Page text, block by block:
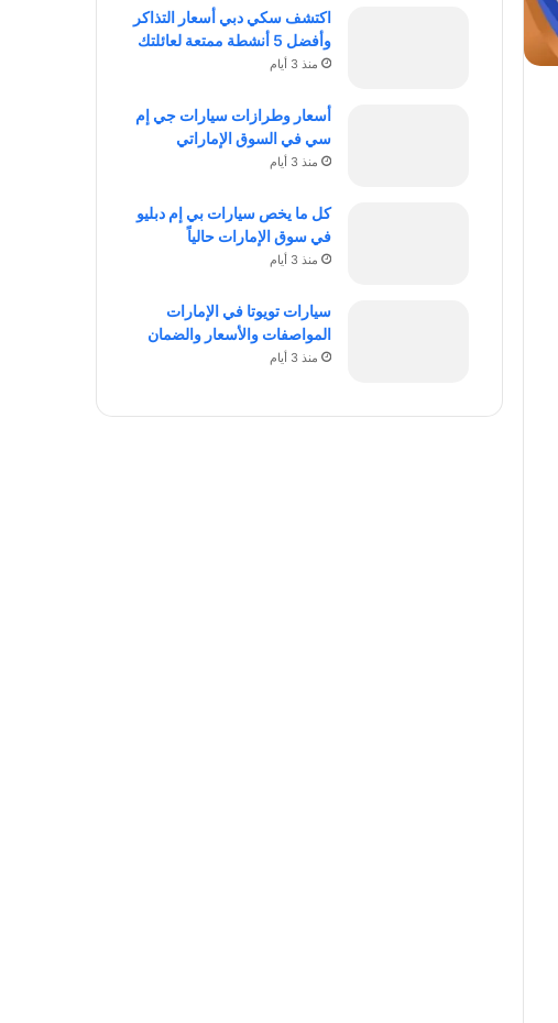
اكتشف سكي دبي أسعار التذاكر
وأفضل 5 أنشطة ممتعة لعائلتك
منذ 3 أيام
أسعار وطرازات سيارات جي إم
سي في السوق الإماراتي
منذ 3 أيام
كل ما يخص سيارات بي إم دبليو
في سوق الإمارات حالياً
منذ 3 أيام
سيارات تويوتا في الإمارات
المواصفات والأسعار والضمان
منذ 3 أيام